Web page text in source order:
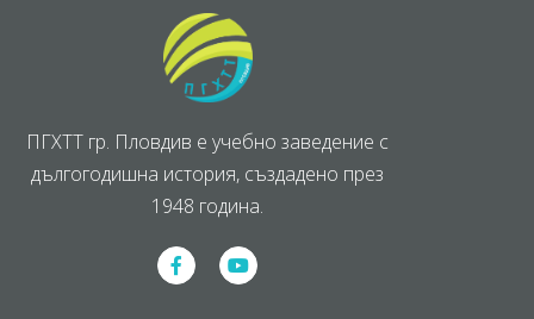
ПГХТТ гр. Пловдив е учебно заведение с
дългогодишна история, създадено през
1948 година.